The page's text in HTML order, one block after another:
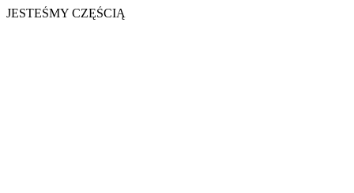
JESTEŚMY CZĘŚCIĄ